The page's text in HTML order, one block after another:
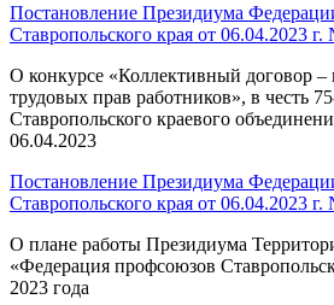
Постановление Президиума
Ставропольского края от 06.04.2023
О конкурсе «Коллективный договор –
трудовых прав работников», в честь
Ставропольского краевого
06.04.2023
Постановление Президиума
Ставропольского края от 06.04.2023
О плане работы Президиума
«Федерация профсоюзов
2023 года